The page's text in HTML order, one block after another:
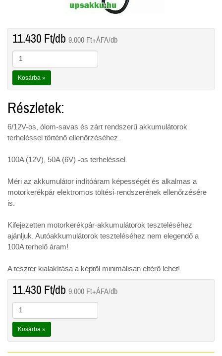
11.430 Ft/db 9.000 Ft+ÁFA/db
Kosárba »
Részletek:
6/12V-os, ólom-savas és zárt rendszerű akkumulátorok
terheléssel történő ellenőrzéséhez.
100A (12V), 50A (6V) -os terheléssel.
Méri az akkumulátor indítóáram képességét és alkalmas a
motorkerékpár elektromos töltési-rendszerének ellenőrzésére
is.
Kifejezetten motorkerékpár-akkumulátorok teszteléséhez
ajánljuk. Autóakkumulátorok teszteléséhez nem elegendő a
100A terhelő áram!
A teszter kialakítása a képtől minimálisan eltérő lehet!
11.430 Ft/db 9.000 Ft+ÁFA/db
Kosárba »